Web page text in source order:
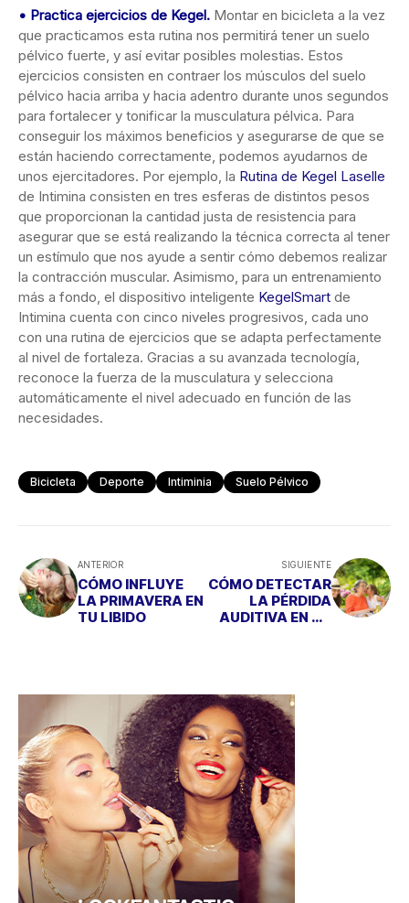
• Practica ejercicios de Kegel. Montar en bicicleta a la vez
que practicamos esta rutina nos permitirá tener un suelo
pélvico fuerte, y así evitar posibles molestias. Estos
ejercicios consisten en contraer los músculos del suelo
pélvico hacia arriba y hacia adentro durante unos segundos
para fortalecer y tonificar la musculatura pélvica. Para
conseguir los máximos beneficios y asegurarse de que se
están haciendo correctamente, podemos ayudarnos de
unos ejercitadores. Por ejemplo, la Rutina de Kegel Laselle
de Intimina consisten en tres esferas de distintos pesos
que proporcionan la cantidad justa de resistencia para
asegurar que se está realizando la técnica correcta al tener
un estímulo que nos ayude a sentir cómo debemos realizar
la contracción muscular. Asimismo, para un entrenamiento
más a fondo, el dispositivo inteligente KegelSmart de
Intimina cuenta con cinco niveles progresivos, cada uno
con una rutina de ejercicios que se adapta perfectamente
al nivel de fortaleza. Gracias a su avanzada tecnología,
reconoce la fuerza de la musculatura y selecciona
automáticamente el nivel adecuado en función de las
necesidades.
Bicicleta Deporte Intiminia Suelo Pélvico
ANTERIOR
CÓMO INFLUYE
LA PRIMAVERA EN
TU LIBIDO
SIGUIENTE
CÓMO DETECTAR
LA PÉRDIDA
AUDITIVA EN TU